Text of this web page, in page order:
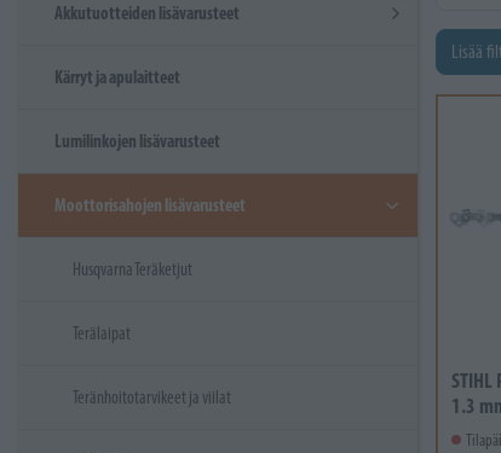
Akkutuotteiden lisävarusteet
Kärryt ja apulaitteet
Lumilinkojen lisävarusteet
Moottorisahojen lisävarusteet
Husqvarna Teräketjut
Terälaipat
Teränhoitotarvikeet ja viilat
Lisää
STIHL
1.3